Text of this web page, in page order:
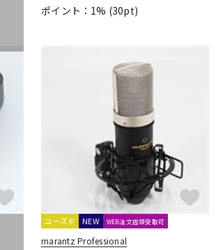
ポイント：1% (30pt)
ユーズド NEW WEB注文店頭受取可
marantz Professional